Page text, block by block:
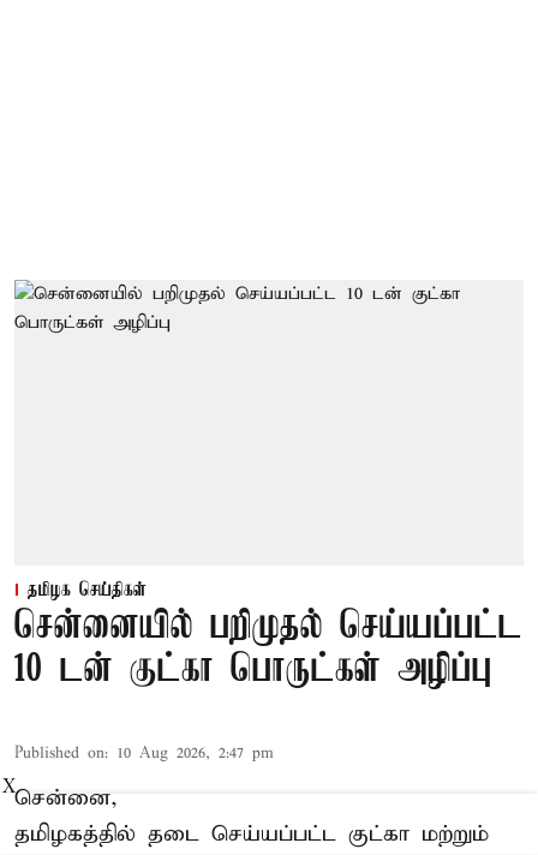
தமிழக செய்திகள்
சென்னையில் பறிமுதல் செய்யப்பட்ட
10 டன் குட்கா பொருட்கள் அழிப்பு
Published on: 10 Aug 2026, 2:47 pm
சென்னை,
தமிழகத்தில் தடை செய்யப்பட்ட குட்கா மற்றும்
X